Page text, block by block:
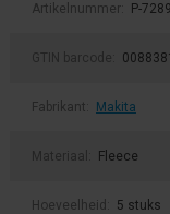
Artikelnummer: P-
GTIN barcode:
Fabrikant: Makita
Materiaal: Fleece
Hoeveelheid: 5 stuks